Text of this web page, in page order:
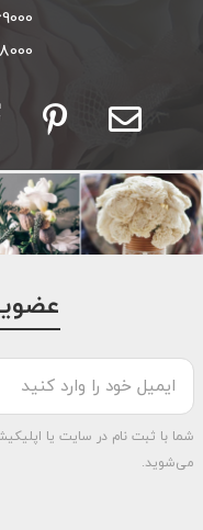
(98+)
(98+)
شما با ثبت نام در سایت یا
می‌شوید.